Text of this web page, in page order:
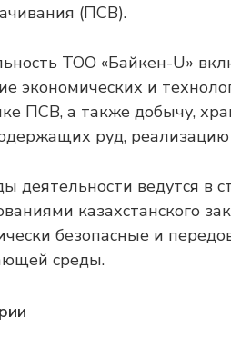
(ПСВ).
ТОО «Байкен-U»
экономических и
ПСВ, а также добычу,
руд,
деятельности ведутся в
казахстанского
безопасные и
среды.